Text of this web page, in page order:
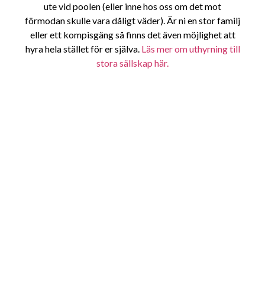
ute vid poolen (eller inne hos oss om det mot
förmodan skulle vara dåligt väder). Är ni en stor familj
eller ett kompisgäng så finns det även möjlighet att
hyra hela stället för er själva. Läs mer om uthyrning till
stora sällskap här.